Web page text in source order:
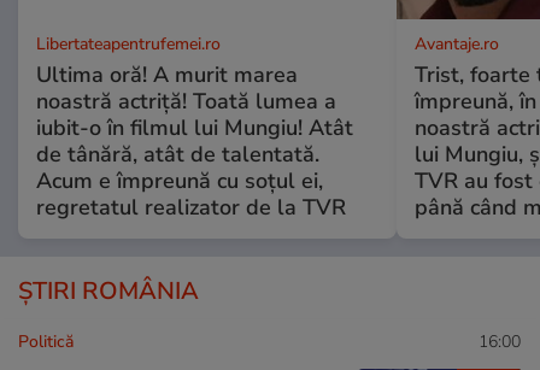
Libertateapentrufemei.ro
Ultima oră! A murit marea
noastră actriță! Toată lumea a
iubit-o în filmul lui Mungiu! Atât
de tânără, atât de talentată.
Acum e împreună cu soțul ei,
regretatul realizator de la TVR
Avantaje.ro
Trist, foarte
împreună,
noastră
lui Mungiu,
TVR au
până când
ȘTIRI ROMÂNIA
Politică 16:00